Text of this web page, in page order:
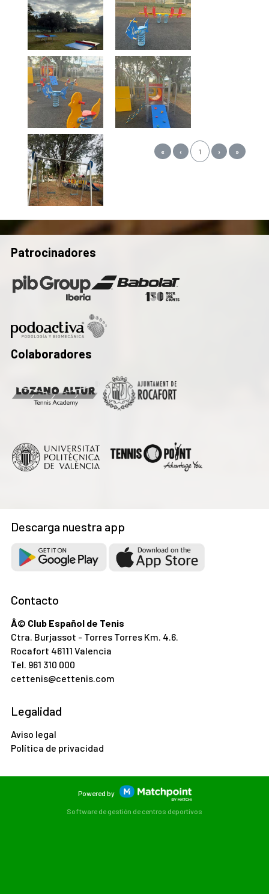
« ‹ 1 › »
Patrocinadores
Colaboradores
Descarga nuestra app
Contacto
Â© Club Español de Tenis
Ctra. Burjassot - Torres Torres Km. 4.6.
Rocafort 46111 Valencia
Tel. 961 310 000
cettenis@cettenis.com
Legalidad
Aviso legal
Política de privacidad
Powered by
Software de gestión de centros deportivos